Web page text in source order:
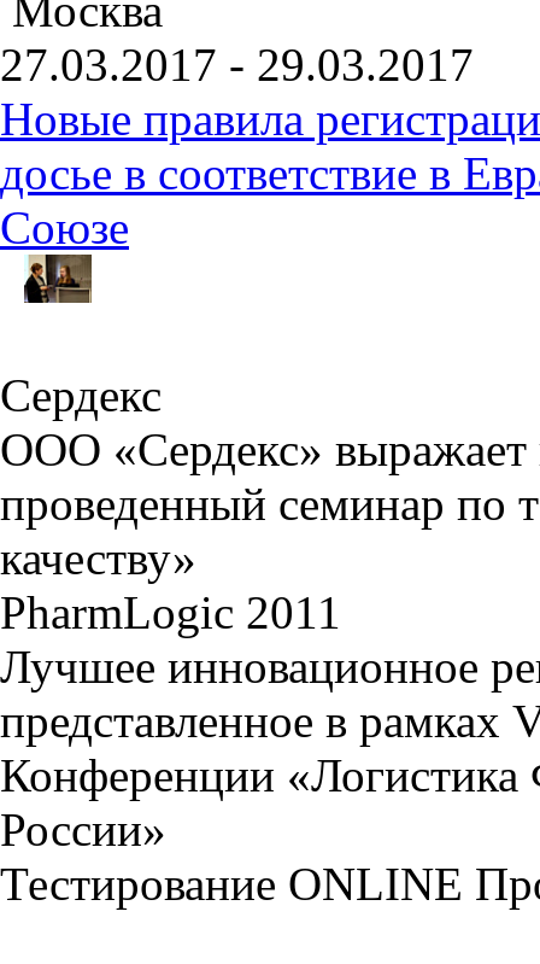
27.03.2017 - 29.03.2017
Новые правила
досье в соответствие в
Союзе
Сердекс
ООО «Сердекс» выражает
проведенный семинар по
качеству»
PharmLogic 2011
Лучшее инновационное
представленное в
Конференции «Логистика
России»
Тестирование ONLINE